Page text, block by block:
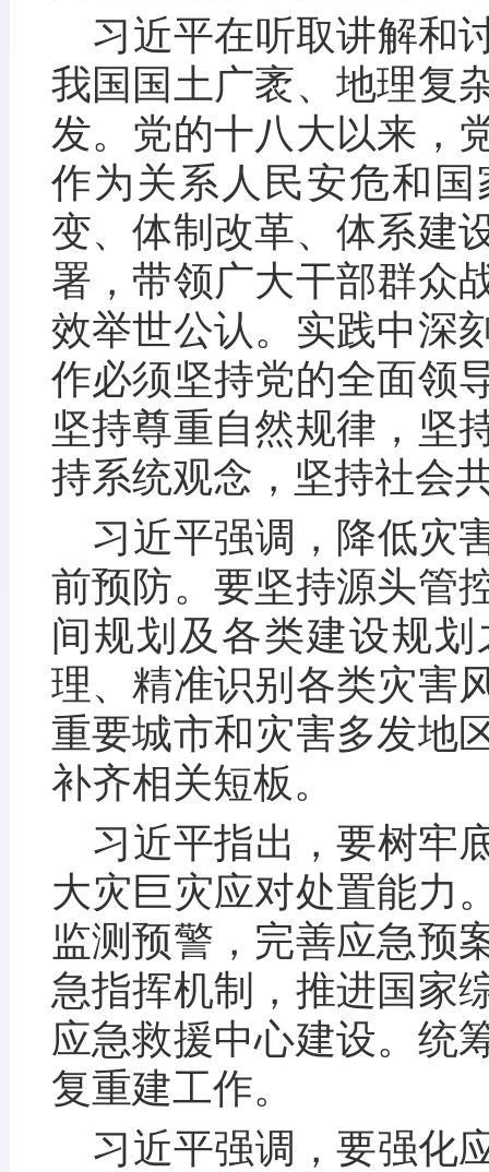
习近平在听取讲解和
我国国土广袤、地理复
发。党的十八大以来，
作为关系人民安危和
变、体制改革、体系建
署，带领广大干部群众
效举世公认。实践中深
作必须坚持党的全面领
坚持尊重自然规律，坚
持系统观念，坚持社会
习近平强调，降低灾
前预防。要坚持源头管
间规划及各类建设规
理、精准识别各类灾害
重要城市和灾害多发地
补齐相关短板。
习近平指出，要树牢
大灾巨灾应对处置能力
监测预警，完善应急预
急指挥机制，推进国家
应急救援中心建设。统
复重建工作。
习近平强调，要强化